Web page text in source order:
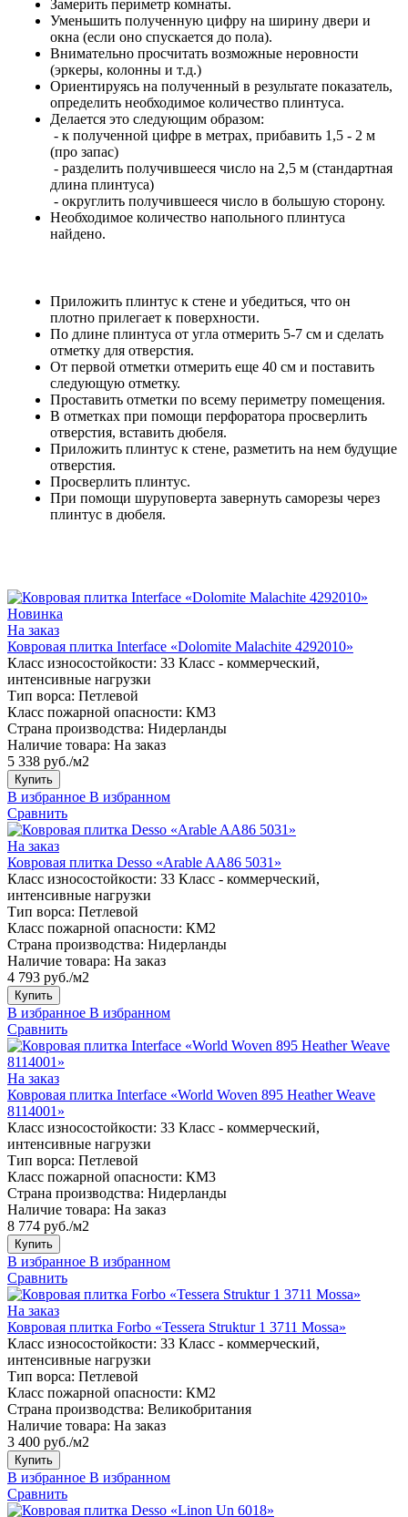
Замерить периметр комнаты.
Уменьшить полученную цифру на ширину двери и
окна (если оно спускается до пола).
Внимательно просчитать возможные неровности
(эркеры, колонны и т.д.)
Ориентируясь на полученный в результате показатель,
определить необходимое количество плинтуса.
Делается это следующим образом:
- к полученной цифре в метрах, прибавить 1,5 - 2 м
(про запас)
- разделить получившееся число на 2,5 м (стандартная
длина плинтуса)
- округлить получившееся число в большую сторону.
Необходимое количество напольного плинтуса
найдено.
Приложить плинтус к стене и убедиться, что он
плотно прилегает к поверхности.
По длине плинтуса от угла отмерить 5-7 см и сделать
отметку для отверстия.
От первой отметки отмерить еще 40 см и поставить
следующую отметку.
Проставить отметки по всему периметру помещения.
В отметках при помощи перфоратора просверлить
отверстия, вставить дюбеля.
Приложить плинтус к стене, разметить на нем будущие
отверстия.
Просверлить плинтус.
При помощи шуруповерта завернуть саморезы через
плинтус в дюбеля.
Новинка
На заказ
Ковровая плитка Interface «Dolomite Malachite 4292010»
Класс износостойкости: 33 Класс - коммерческий,
интенсивные нагрузки
Тип ворса: Петлевой
Класс пожарной опасности: КМ3
Страна производства: Нидерланды
Наличие товара: На заказ
5 338 руб./м2
Купить
В избранное В избранном
Сравнить
На заказ
Ковровая плитка Desso «Arable AA86 5031»
Класс износостойкости: 33 Класс - коммерческий,
интенсивные нагрузки
Тип ворса: Петлевой
Класс пожарной опасности: КМ2
Страна производства: Нидерланды
Наличие товара: На заказ
4 793 руб./м2
Купить
В избранное В избранном
Сравнить
На заказ
Ковровая плитка Interface «World Woven 895 Heather Weave
8114001»
Класс износостойкости: 33 Класс - коммерческий,
интенсивные нагрузки
Тип ворса: Петлевой
Класс пожарной опасности: КМ3
Страна производства: Нидерланды
Наличие товара: На заказ
8 774 руб./м2
Купить
В избранное В избранном
Сравнить
На заказ
Ковровая плитка Forbo «Tessera Struktur 1 3711 Mossa»
Класс износостойкости: 33 Класс - коммерческий,
интенсивные нагрузки
Тип ворса: Петлевой
Класс пожарной опасности: КМ2
Страна производства: Великобритания
Наличие товара: На заказ
3 400 руб./м2
Купить
В избранное В избранном
Сравнить